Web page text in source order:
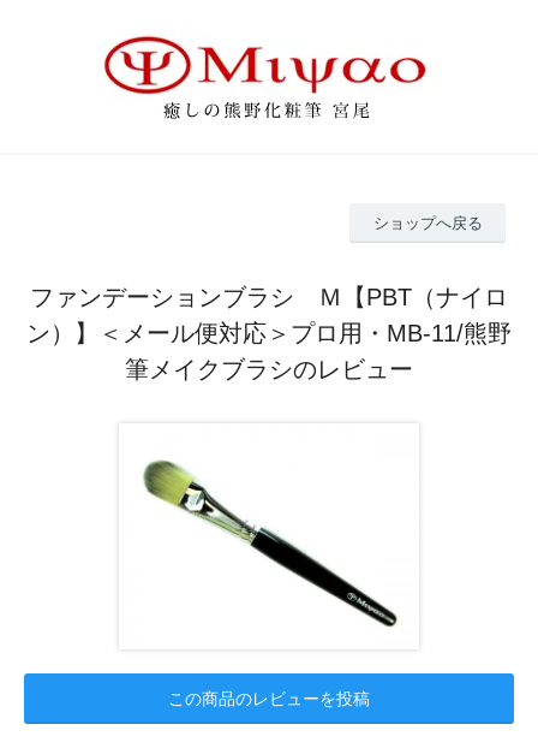
ショップへ戻る
ファンデーションブラシ Ｍ【PBT（ナイロ
ン）】＜メール便対応＞プロ用・MB-11/熊野
筆メイクブラシのレビュー
この商品のレビューを投稿